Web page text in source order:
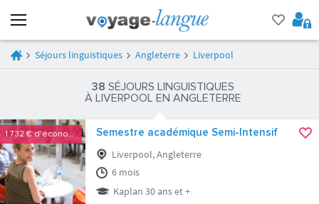
Séjours linguistiques Angleterre Liverpool
38 SÉJOURS LINGUISTIQUES
À LIVERPOOL EN ANGLETERRE
1 732 € d'économies Semestre académique Semi-Intensif
Liverpool, Angleterre
6 mois
Kaplan 30 ans et +